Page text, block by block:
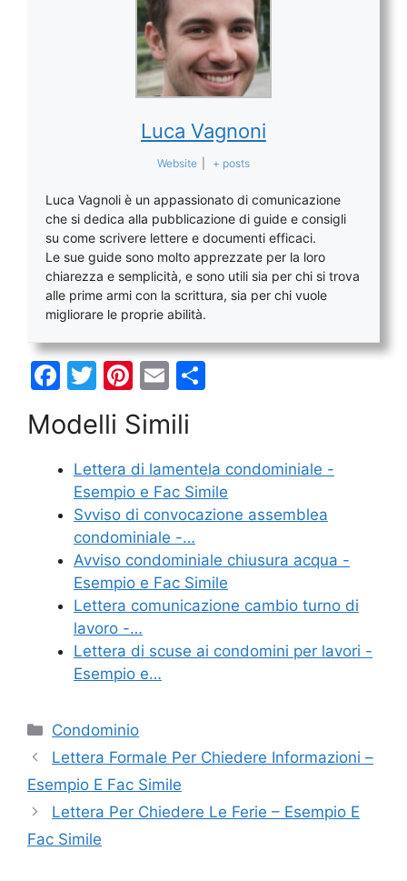
Luca Vagnoni
Website + posts
Luca Vagnoli è un appassionato di comunicazione
che si dedica alla pubblicazione di guide e consigli
su come scrivere lettere e documenti efficaci.
Le sue guide sono molto apprezzate per la loro
chiarezza e semplicità, e sono utili sia per chi si trova
alle prime armi con la scrittura, sia per chi vuole
migliorare le proprie abilità.
F
c
e
b
o
o
k
T
itt
er
Pi
er
e
st
E
ai
l
di
vi
di
Modelli Simili
Lettera di lamentela condominiale -
Esempio e Fac Simile
Svviso di convocazione assemblea
condominiale -…
Avviso condominiale chiusura acqua -
Esempio e Fac Simile
Lettera comunicazione cambio turno di
lavoro -…
Lettera di scuse ai condomini per lavori -
Esempio e…
Categorie
Condominio
Lettera Formale Per Chiedere Informazioni –
Esempio E Fac Simile
Lettera Per Chiedere Le Ferie – Esempio E
Fac Simile